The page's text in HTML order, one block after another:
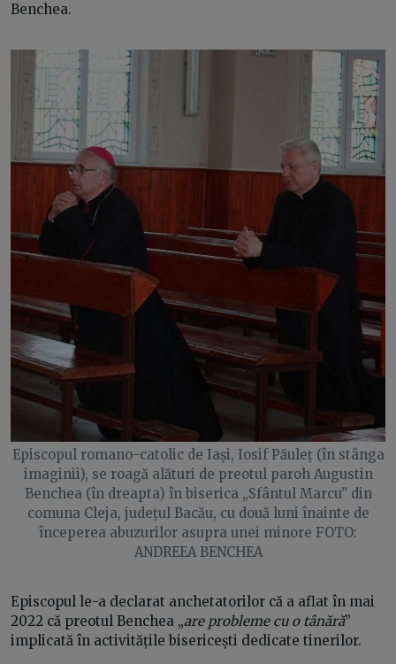
Benchea.
Episcopul romano-catolic de Iași, Iosif Păuleț (în stânga
imaginii), se roagă alături de preotul paroh Augustin
Benchea (în dreapta) în biserica „Sfântul Marcu” din
comuna Cleja, județul Bacău, cu două luni înainte de
începerea abuzurilor asupra unei minore FOTO:
ANDREEA BENCHEA
Episcopul le-a declarat anchetatorilor că a aflat în mai
2022 că preotul Benchea „are probleme cu o tânără”
implicată în activitățile bisericești dedicate tinerilor.